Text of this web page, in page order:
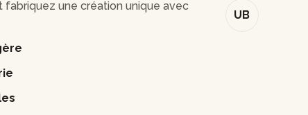
UB
une création unique avec